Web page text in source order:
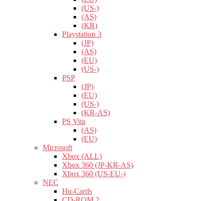
(US-)
(AS)
(KR)
Playstation 3
(JP)
(AS)
(EU)
(US-)
PSP
(JP)
(EU)
(US-)
(KR-AS)
PS Vita
(AS)
(EU)
Microsoft
Xbox (ALL)
Xbox 360 (JP-KR-AS)
Xbox 360 (US-EU-)
NEC
Hu-Cards